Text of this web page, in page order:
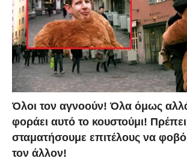
Όλοι τον αγνοούν! Όλα όμως
φοράει αυτό το κουστούμι!
σταματήσουμε επιτέλους να
τον άλλον!